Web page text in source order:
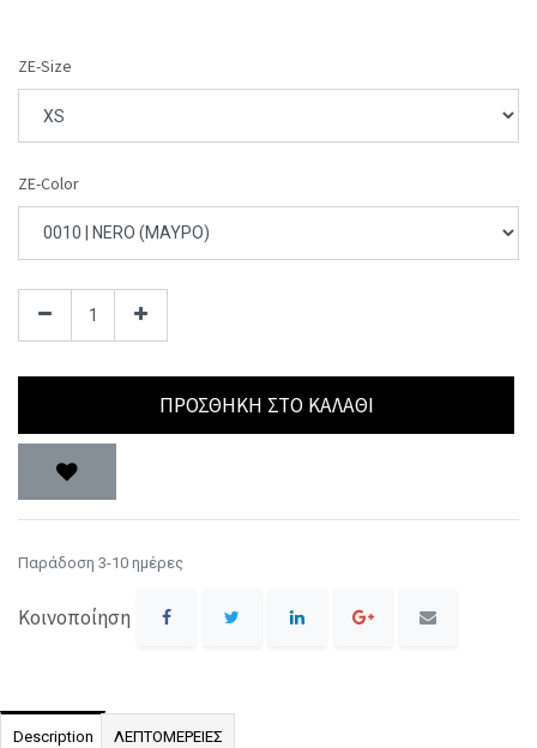
ZE-Size
ZE-Color
ΠΡΟΣΘΉΚΗ ΣΤΟ ΚΑΛΆΘΙ
Παράδοση 3-10 ημέρες
Κοινοποίηση
Description ΛΕΠΤΟΜΕΡΕΙΕΣ